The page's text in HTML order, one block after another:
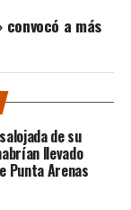
a más
de su
llevado
Punta Arenas